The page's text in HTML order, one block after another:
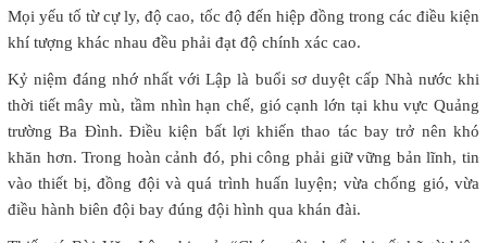
Mọi yếu tố từ cự ly, độ cao, tốc độ đến hiệp đồng trong các điều kiện
khí tượng khác nhau đều phải đạt độ chính xác cao.
Kỷ niệm đáng nhớ nhất với Lập là buổi sơ duyệt cấp Nhà nước khi
thời tiết mây mù, tầm nhìn hạn chế, gió cạnh lớn tại khu vực Quảng
trường Ba Đình. Điều kiện bất lợi khiến thao tác bay trở nên khó
khăn hơn. Trong hoàn cảnh đó, phi công phải giữ vững bản lĩnh, tin
vào thiết bị, đồng đội và quá trình huấn luyện; vừa chống gió, vừa
điều hành biên đội bay đúng đội hình qua khán đài.